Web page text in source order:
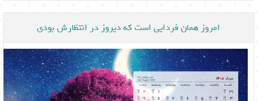
امروز همان فردایی است که دیروز در انتظارش بودی